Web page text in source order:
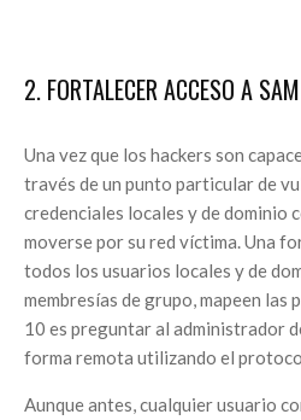
2. FORTALECER ACCESO A SAM
Una vez que los hackers son
través de un punto particular de
credenciales locales y de dominio
moverse por su red víctima. Una
todos los usuarios locales y de
membresías de grupo, mapeen las
10 es preguntar al administrador
forma remota utilizando el
Aunque antes, cualquier usuario